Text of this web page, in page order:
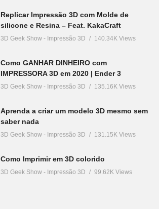
Replicar Impressão 3D com Molde de
silicone e Resina – Feat. KakaCraft
3D Geek Show - Impressão 3D 140.34K Views
Como GANHAR DINHEIRO com
IMPRESSORA 3D em 2020 | Ender 3
3D Geek Show - Impressão 3D 135.16K Views
Aprenda a criar um modelo 3D mesmo sem
saber nada
3D Geek Show - Impressão 3D 131.15K Views
Como Imprimir em 3D colorido
3D Geek Show - Impressão 3D 99.62K Views